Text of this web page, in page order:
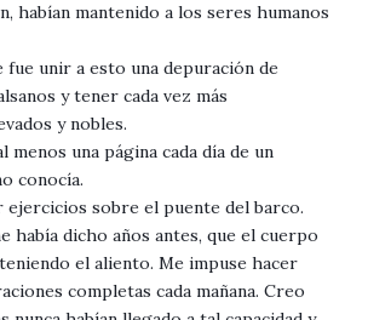
habían mantenido a los seres humanos
fue unir a esto una depuración de
y tener cada vez más
y nobles.
menos una página cada día de un
conocía.
ejercicios sobre el puente del barco.
había dicho años antes, que el cuerpo
el aliento. Me impuse hacer
completas cada mañana. Creo